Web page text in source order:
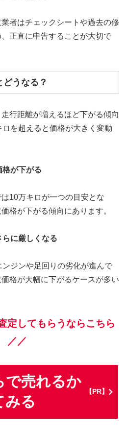
者はチェックシートや過去の修
正直に申告することが大切で
うなる？
行距離が増えるほど下がる傾向
を超えると価格が大きく変動
格が下がる
10万キロが一つの目安とな
格が下がる傾向にあります。
らに厳しくなる
ジンや足回りの劣化が進んで
格が大幅に下がるケースが多い
定してもらうならこちら
／／
で売れるか
みる
【PR】